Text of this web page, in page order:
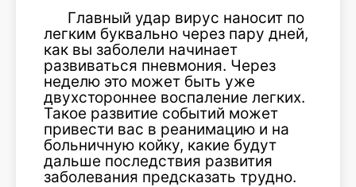
Главный удар вирус наносит по
легким буквально через пару дней,
как вы заболели начинает
развиваться пневмония. Через
неделю это может быть уже
двухстороннее воспаление легких.
Такое развитие событий может
привести вас в реанимацию и на
больничную койку, какие будут
дальше последствия развития
заболевания предсказать трудно.